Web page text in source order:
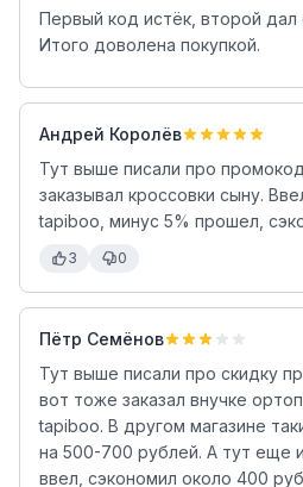
Первый код истёк, второй дал
Итого доволена покупкой.
Андрей Королёв
Тут выше писали про
заказывал кроссовки сыну.
tapiboo, минус 5% прошел,
3 0
Пётр Семёнов
Тут выше писали про скидку
вот тоже заказал внучке
tapiboo. В другом магазине
на 500-700 рублей. А тут еще
ввел, сэкономил около 400